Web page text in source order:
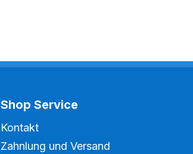
Shop Service
Kontakt
Zahnlung und Versand